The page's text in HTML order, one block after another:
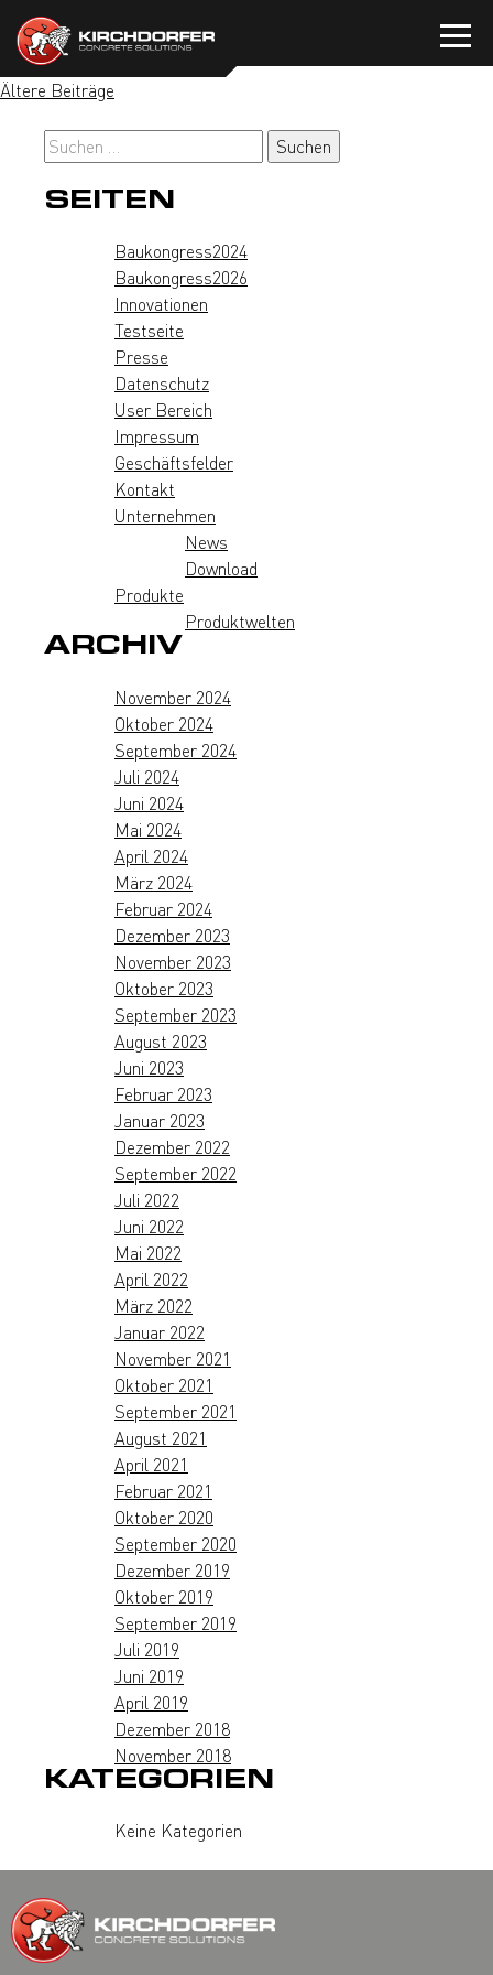
Inhalt
springen
BEITRAGSNAVIGATION
Ältere Beiträge
Suchen
nach:
SEITEN
Baukongress2024
Baukongress2026
Innovationen
Testseite
Presse
Datenschutz
User Bereich
Impressum
Geschäftsfelder
Kontakt
Unternehmen
News
Download
Produkte
Produktwelten
ARCHIV
November 2024
Oktober 2024
September 2024
Juli 2024
Juni 2024
Mai 2024
April 2024
März 2024
Februar 2024
Dezember 2023
November 2023
Oktober 2023
September 2023
August 2023
Juni 2023
Februar 2023
Januar 2023
Dezember 2022
September 2022
Juli 2022
Juni 2022
Mai 2022
April 2022
März 2022
Januar 2022
November 2021
Oktober 2021
September 2021
August 2021
April 2021
Februar 2021
Oktober 2020
September 2020
Dezember 2019
Oktober 2019
September 2019
Juli 2019
Juni 2019
April 2019
Dezember 2018
November 2018
KATEGORIEN
Keine Kategorien